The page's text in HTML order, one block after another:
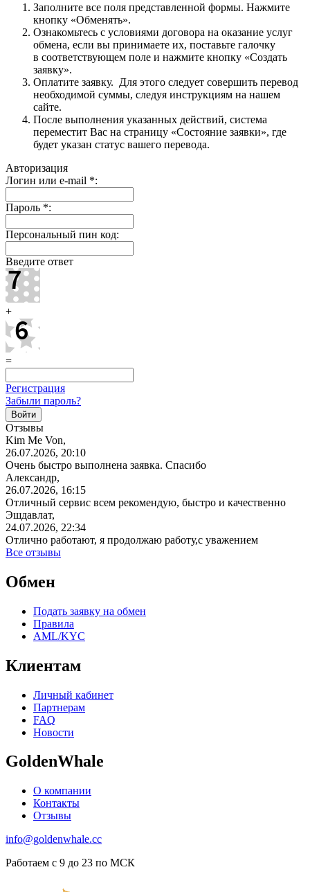
Заполните все поля представленной формы. Нажмите
кнопку «Обменять».
Ознакомьтесь с условиями договора на оказание услуг
обмена, если вы принимаете их, поставьте галочку
в соответствующем поле и нажмите кнопку «Создать
заявку».
Оплатите заявку. Для этого следует совершить перевод
необходимой суммы, следуя инструкциям на нашем
сайте.
После выполнения указанных действий, система
переместит Вас на страницу «Состояние заявки», где
будет указан статус вашего перевода.
Авторизация
Логин или e-mail *:
Пароль *:
Персональный пин код:
Введите ответ
+
=
Регистрация
Забыли пароль?
Отзывы
Kim Me Von,
26.07.2026, 20:10
Очень быстро выполнена заявка. Спасибо
Александр,
26.07.2026, 16:15
Отличный сервис всем рекомендую, быстро и качественно
Эшдавлат,
24.07.2026, 22:34
Отлично работают, я продолжаю работу,с уважением
Все отзывы
Обмен
Подать заявку на обмен
Правила
AML/KYC
Клиентам
Личный кабинет
Партнерам
FAQ
Новости
GoldenWhale
О компании
Контакты
Отзывы
info@goldenwhale.cc
Работаем с 9 до 23 по МСК